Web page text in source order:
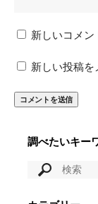
新しいコメ
新しい投稿を
調べたいキー